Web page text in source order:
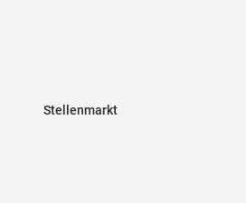
Stellenmarkt